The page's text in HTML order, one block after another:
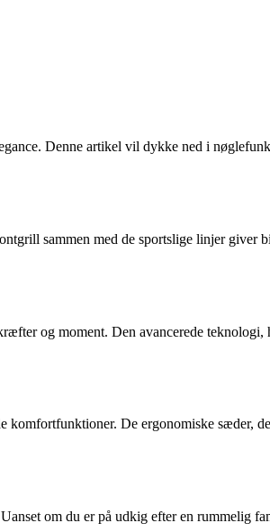
Denne artikel vil dykke ned i
sammen med de sportslige linjer giver
og moment. Den avancerede teknologi,
De ergonomiske sæder,
om du er på udkig efter en rummelig